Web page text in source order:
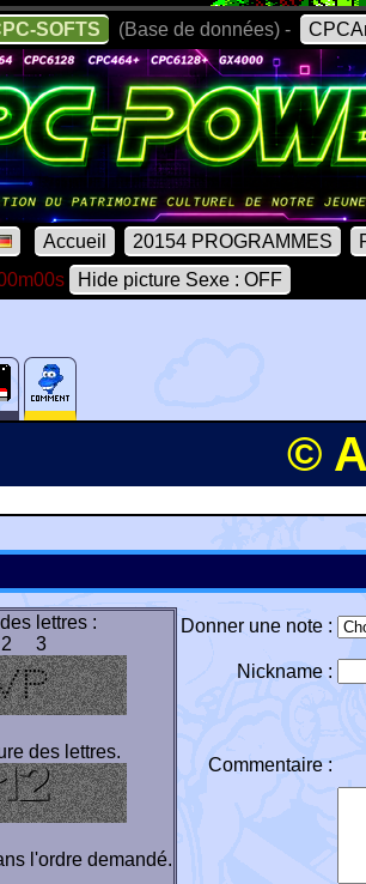
SOFTS (Base de données) -
Accueil 20154 PROGRAMMES
Hide picture Sexe : OFF
©
lettres :
3
des lettres.
l'ordre demandé.
Donner une note :
Nickname :
Commentaire :